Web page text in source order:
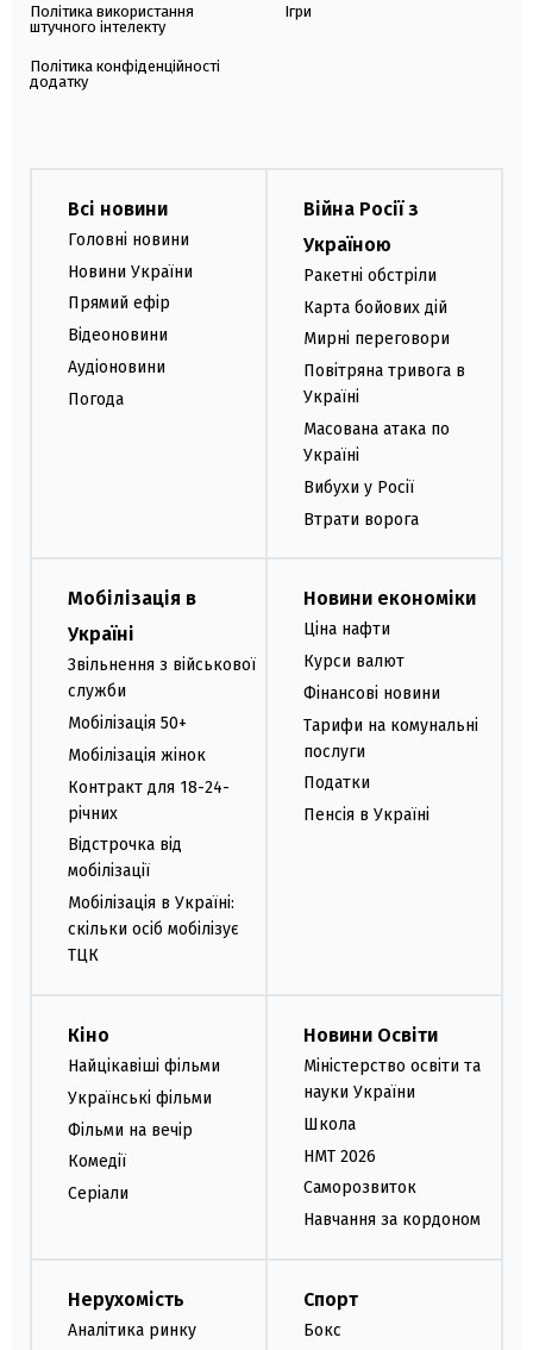
Політика використання
штучного інтелекту
Політика конфіденційності
додатку
Ігри
Всі новини
Головні новини
Новини України
Прямий ефір
Відеоновини
Аудіоновини
Погода
Війна Росії з
Україною
Ракетні обстріли
Карта бойових дій
Мирні переговори
Повітряна тривога в
Україні
Масована атака по
Україні
Вибухи у Росії
Втрати ворога
Мобілізація в
Україні
Звільнення з військової
служби
Мобілізація 50+
Мобілізація жінок
Контракт для 18-24-
річних
Відстрочка від
мобілізації
Мобілізація в Україні:
скільки осіб мобілізує
ТЦК
Новини економіки
Ціна нафти
Курси валют
Фінансові новини
Тарифи на комунальні
послуги
Податки
Пенсія в Україні
Кіно
Найцікавіші фільми
Українські фільми
Фільми на вечір
Комедії
Серіали
Новини Освіти
Міністерство освіти та
науки України
Школа
НМТ 2026
Саморозвиток
Навчання за кордоном
Нерухомість
Аналітика ринку
Спорт
Бокс